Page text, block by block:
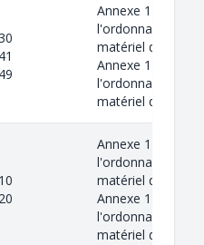
Annexe 1 de
l'ordonnance sur
matériel de guerre
Annexe 1 de
l'ordonnance sur
matériel de gu...
Annexe 1 de
l'ordonnance sur
matériel de guerre
Annexe 1 de
l'ordonnance sur
matériel de gu...